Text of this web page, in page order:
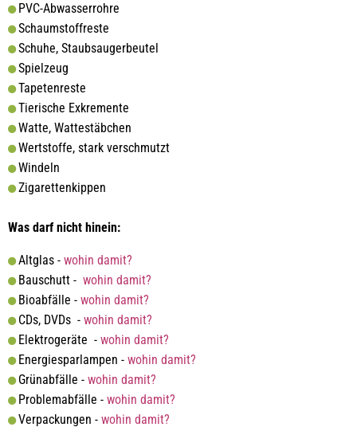
PVC-Abwasserrohre
Schaumstoffreste
Schuhe, Staubsaugerbeutel
Spielzeug
Tapetenreste
Tierische Exkremente
Watte, Wattestäbchen
Wertstoffe, stark verschmutzt
Windeln
Zigarettenkippen
Was darf nicht hinein:
Altglas -wohin damit?
Bauschutt -wohin damit?
Bioabfälle -wohin damit?
CDs, DVDs -wohin damit?
Elektrogeräte -wohin damit?
Energiesparlampen -wohin damit?
Grünabfälle -wohin damit?
Problemabfälle -wohin damit?
Verpackungen -wohin damit?